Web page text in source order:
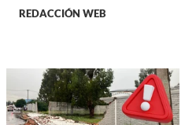
REDACCIÓN WEB